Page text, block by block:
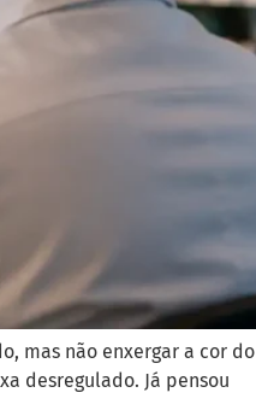
mas não enxergar a cor do
desregulado. Já pensou